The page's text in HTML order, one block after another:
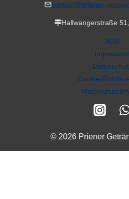
kontakt@priener-
Hallwangerstraße
AGB
Impressum
Cookie-
© 2026 Priener